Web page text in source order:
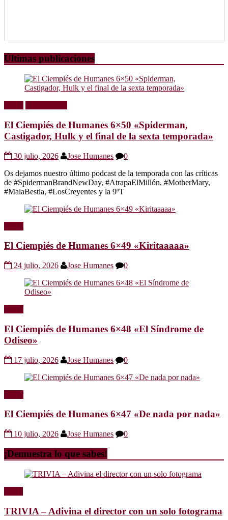
Últimas publicaciones
El Ciempiés de Humanes 6×50 «Spiderman,
Castigador, Hulk y el final de la sexta temporada»
30 julio, 2026 Jose Humanes
0
Os dejamos nuestro último podcast de la temporada con las críticas
de #SpidermanBrandNewDay, #AtrapaElMillón, #MotherMary,
#MalaBestia, #LosCreyentes y la 9ºT
El Ciempiés de Humanes 6×49 «Kiritaaaaa»
24 julio, 2026 Jose Humanes 0
El Ciempiés de Humanes 6×48 «El Síndrome de
Odiseo»
17 julio, 2026 Jose Humanes 0
El Ciempiés de Humanes 6×47 «De nada por nada»
10 julio, 2026 Jose Humanes 0
¡Demuestra lo que sabes!
TRIVIA – Adivina el director con un solo fotograma